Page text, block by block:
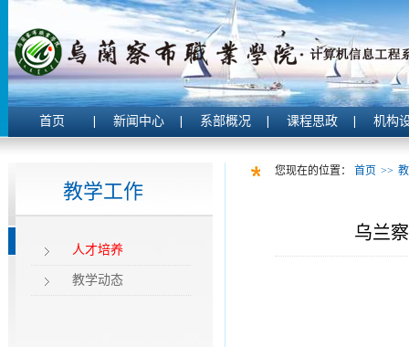
首页 新闻中心 系部概况 课程思政 机构
教学工作
人才培养
教学动态
您现在的位置： 首页 >>
乌兰